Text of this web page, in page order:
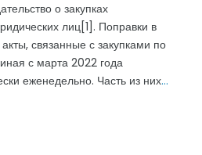
о закупках
лиц[1]. Поправки в
связанные с закупками по
с марта 2022 года
еженедельно. Часть из них…